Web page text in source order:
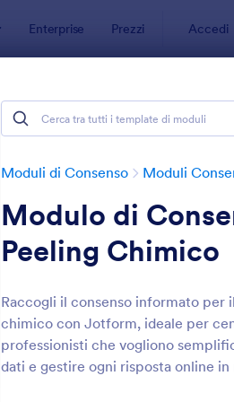
Enterprise Prezzi Accedi
Moduli di Consenso Moduli
Modulo di
Peeling Chimico
Raccogli il consenso informato per
chimico con Jotform, ideale per
professionisti che vogliono
dati e gestire ogni risposta online
: Modulo Di Consenso Informato